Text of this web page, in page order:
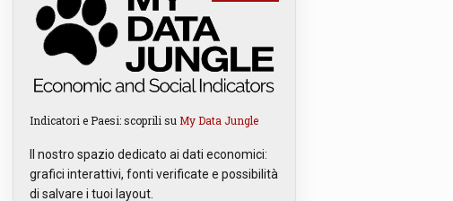
Indicatori e Paesi: scoprili su My Data Jungle
Il nostro spazio dedicato ai dati economici:
grafici interattivi, fonti verificate e possibilità
di salvare i tuoi layout.